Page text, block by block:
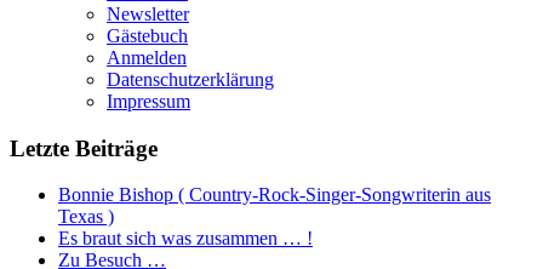
Newsletter
Gästebuch
Anmelden
Datenschutzerklärung
Impressum
Letzte Beiträge
Bonnie Bishop ( Country-Rock-Singer-Songwriterin aus
Texas )
Es braut sich was zusammen … !
Zu Besuch …